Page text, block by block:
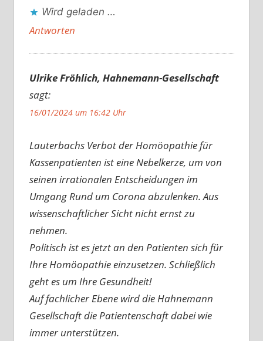
Wird geladen …
Antworten
Ulrike Fröhlich, Hahnemann-Gesellschaft
sagt:
16/01/2024 um 16:42 Uhr
Lauterbachs Verbot der Homöopathie für
Kassenpatienten ist eine Nebelkerze, um von
seinen irrationalen Entscheidungen im
Umgang Rund um Corona abzulenken. Aus
wissenschaftlicher Sicht nicht ernst zu
nehmen.
Politisch ist es jetzt an den Patienten sich für
Ihre Homöopathie einzusetzen. Schließlich
geht es um Ihre Gesundheit!
Auf fachlicher Ebene wird die Hahnemann
Gesellschaft die Patientenschaft dabei wie
immer unterstützen.